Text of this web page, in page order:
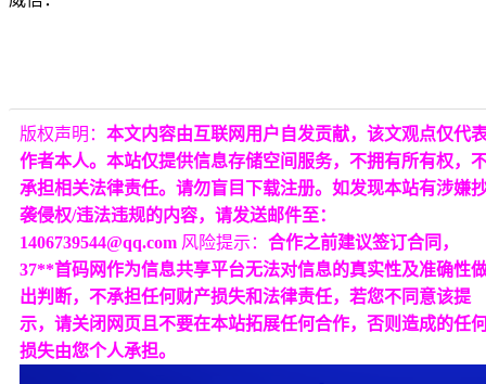
版权声明： 本文内容由互联网用户自发贡献，该文观点仅代
作者本人。本站仅提供信息存储空间服务，不拥有所有权，
承担相关法律责任。请勿盲目下载注册。如发现本站有涉嫌
袭侵权/违法违规的内容，请发送邮件至：
1406739544@qq.com 风险提示： 合作之前建议签订合同，
37**首码网作为信息共享平台无法对信息的真实性及准确性
出判断，不承担任何财产损失和法律责任，若您不同意该提
示，请关闭网页且不要在本站拓展任何合作，否则造成的任
损失由您个人承担。